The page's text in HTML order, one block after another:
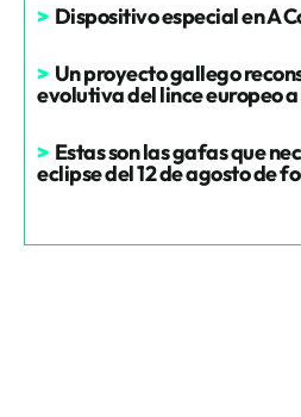
> Dispositivo especial en A
> Un proyecto gallego
evolutiva del lince europeo
> Estas son las gafas que
eclipse del 12 de agosto de